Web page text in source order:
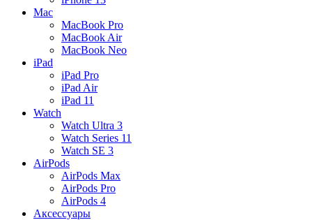
Mac
MacBook Pro
MacBook Air
MacBook Neo
iPad
iPad Pro
iPad Air
iPad 11
Watch
Watch Ultra 3
Watch Series 11
Watch SE 3
AirPods
AirPods Max
AirPods Pro
AirPods 4
Аксессуары